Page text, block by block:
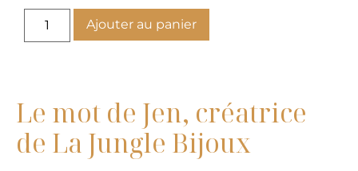
Ajouter au panier
Le mot de Jen, créatrice
de La Jungle Bijoux